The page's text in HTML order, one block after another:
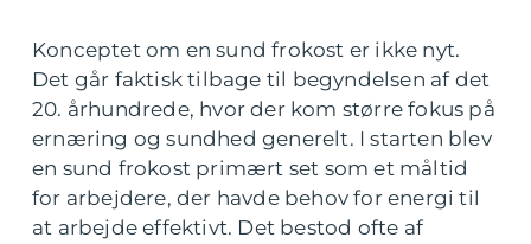
Konceptet om en sund frokost er ikke nyt.
Det går faktisk tilbage til begyndelsen af det
20. århundrede, hvor der kom større fokus på
ernæring og sundhed generelt. I starten blev
en sund frokost primært set som et måltid
for arbejdere, der havde behov for energi til
at arbejde effektivt. Det bestod ofte af